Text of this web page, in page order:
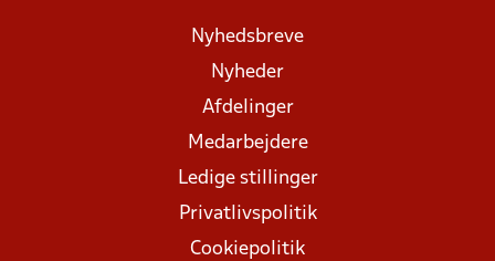
Nyhedsbreve
Nyheder
Afdelinger
Medarbejdere
Ledige stillinger
Privatlivspolitik
Cookiepolitik